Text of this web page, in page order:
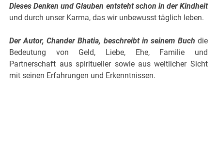
Dieses Denken und Glauben entsteht schon in der Kindheit
und durch unser Karma, das wir unbewusst täglich leben.
Der Autor, Chander Bhatia, beschreibt in seinem Buch die
Bedeutung von Geld, Liebe, Ehe, Familie und
Partnerschaft aus spiritueller sowie aus weltlicher Sicht
mit seinen Erfahrungen und Erkenntnissen.